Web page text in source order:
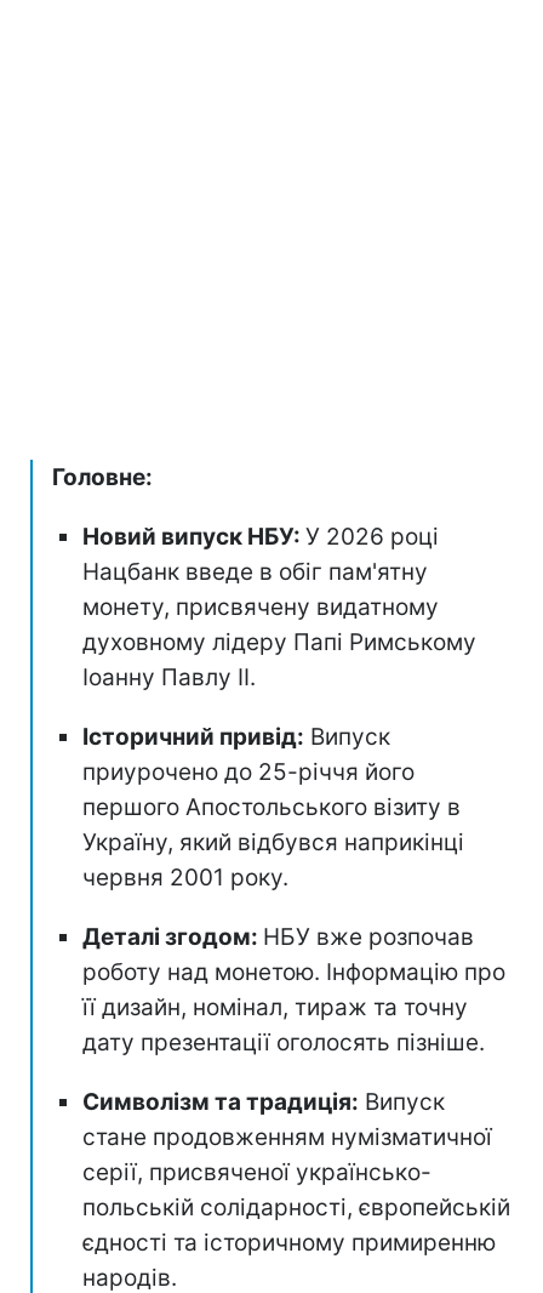
Головне:
Новий випуск НБУ: У 2026 році
Нацбанк введе в обіг пам'ятну
монету, присвячену видатному
духовному лідеру Папі Римському
Іоанну Павлу II.
Історичний привід: Випуск
приурочено до 25-річчя його
першого Апостольського візиту в
Україну, який відбувся наприкінці
червня 2001 року.
Деталі згодом: НБУ вже розпочав
роботу над монетою. Інформацію про
її дизайн, номінал, тираж та точну
дату презентації оголосять пізніше.
Символізм та традиція: Випуск
стане продовженням нумізматичної
серії, присвяченої українсько-
польській солідарності, європейській
єдності та історичному примиренню
народів.